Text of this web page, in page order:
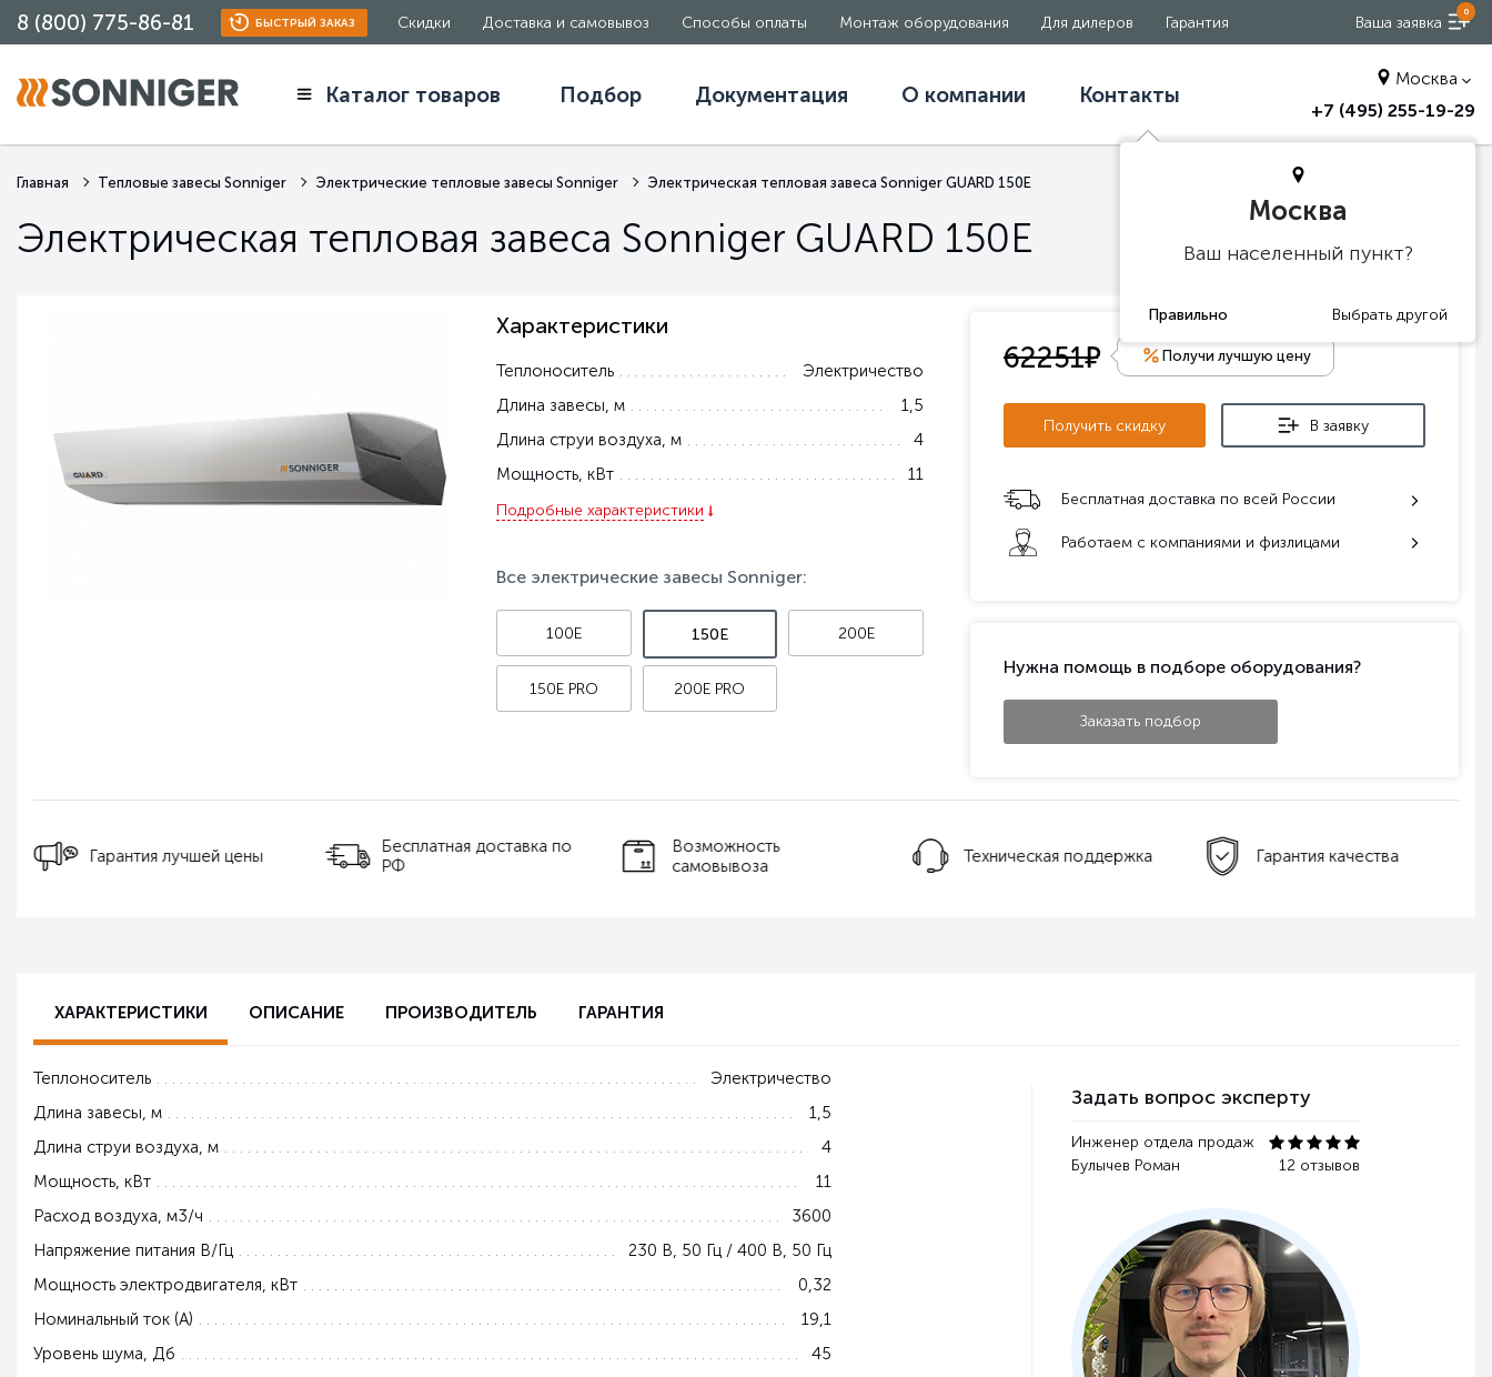
8 (800) 775-86-81 БЫСТРЫЙ ЗАКАЗ Скидки Доставка и самовывоз Способы оплаты Монтаж оборудования Для дилеров Гарантия Ваша заявка
0
Каталог товаров Подбор Документация О компании Контакты
+7 (495) 255-19-29
Москва
Москва
Ваш населенный пункт?
Главная Тепловые завесы Sonniger Электрические тепловые завесы Sonniger Электрическая тепловая завеса Sonniger GUARD 150E
Электрическая тепловая завеса Sonniger GUARD 150E
Характеристики
Теплоноситель
Электричество
Длина завесы, м
1,5
Длина струи воздуха, м
4
Мощность, кВт
11
Подробные характеристики
Все электрические завесы Sonniger:
100E 150E 200E
150E PRO 200E PRO
62251е Получи лучшую цену
Получить скидку В заявку
Бесплатная доставка по всей России
Работаем с компаниями и физлицами
Нужна помощь в подборе оборудования?
Заказать подбор
Гарантия лучшей цены
Бесплатная доставка по
РФ
Возможность
самовывоза
Техническая поддержка Гарантия качества
ХАРАКТЕРИСТИКИ ОПИСАНИЕ ПРОИЗВОДИТЕЛЬ ГАРАНТИЯ
Задать вопрос эксперту
Инженер отдела продаж
Булычев Роман
12 отзывов
Теплоноситель
Электричество
Длина завесы, м
1,5
Длина струи воздуха, м
4
Мощность, кВт
11
Расход воздуха, м3/ч
3600
Напряжение питания В/Гц
230 В, 50 Гц / 400 В, 50 Гц
Мощность электродвигателя, кВт
0,32
Номинальный ток (А)
19,1
Уровень шума, Дб
45